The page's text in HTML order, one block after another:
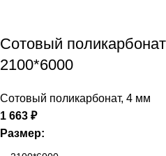
Сотовый
2100*6000
Сотовый поликарбонат, 4 мм
1 663 ₽
Размер: